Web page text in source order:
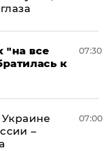
"на все
к
07:30
–
07:00